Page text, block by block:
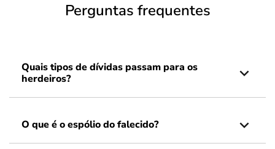
Perguntas frequentes
Quais tipos de dívidas passam para os
herdeiros?
O que é o espólio do falecido?